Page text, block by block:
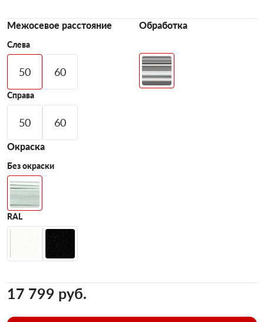
Межосевое расстояние
Слева
50 60
Справа
50 60
Обработка
Окраска
Без окраски
RAL
17 799 pуб.